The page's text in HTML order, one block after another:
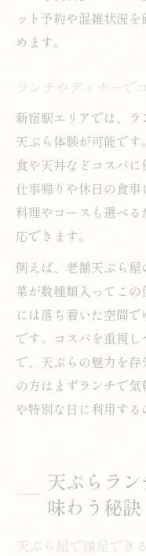
ット予約や混雑状況
めます。
ランチやディナーで
新宿駅エリアでは、
天ぷら体験が可能で
食や天丼などコスパに
仕事帰りや休日の食
料理やコースも選べ
応できます。
例えば、老舗天ぷら
菜が数種類入ってこ
には落ち着いた空間
です。コスパを重視
で、天ぷらの魅力を
の方はまずランチで
や特別な日に利用する
天ぷらラ
味わう秘訣
天ぷら屋で満足でき